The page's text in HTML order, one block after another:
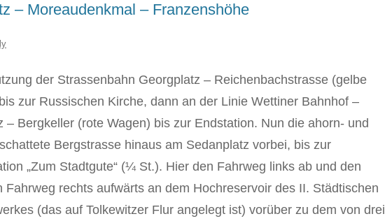
– Moreaudenkmal – Franzenshöhe
der Strassenbahn Georgplatz – Reichenbachstrasse (gelbe
zur Russischen Kirche, dann an der Linie Wettiner Bahnhof –
– Bergkeller (rote Wagen) bis zur Endstation. Nun die ahorn- und
Bergstrasse hinaus am Sedanplatz vorbei, bis zur
„Zum Stadtgute“ (¼ St.). Hier den Fahrweg links ab und den
Fahrweg rechts aufwärts an dem Hochreservoir des II. Städtischen
(das auf Tolkewitzer Flur angelegt ist) vorüber zu dem von drei